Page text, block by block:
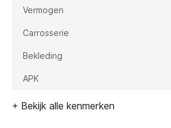
Vermogen
Carrosserie
Bekleding
APK
+ Bekijk alle kenmerken